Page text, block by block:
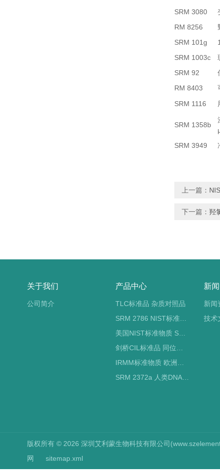
SRM 3080
RM 8256
SRM 101g
SRM 1003c
SRM 92
RM 8403
SRM 1116
SRM 1358b
SRM 3949
上一篇：
下一篇： 羟
关于我们
公司简介
产品中心
TLC标准品 杂质对照品
SRM 2786 NIST标准物质 PM2.5标准品
美国NIST标准物质 SRM标准品
SRM 2372a 人类DNA定量标准品 NIST标准物质
新
新闻
技术
版权所有 © 2026 深圳艾利蒙生物科技有限公司
网
sitemap.xml